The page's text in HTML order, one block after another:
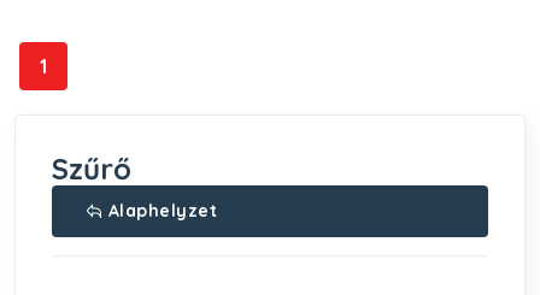
1
Szűrő
Alaphelyzet